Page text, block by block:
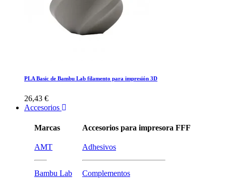
PLA Basic de Bambu Lab filamento para impresión 3D
26,43 €
Accesorios
Marcas
AMT
Bambu Lab
Accesorios para impresora FFF
Adhesivos
Complementos